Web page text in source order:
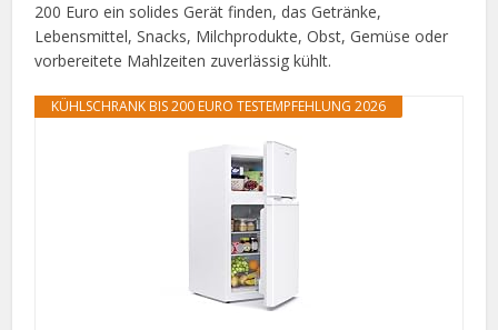
200 Euro ein solides Gerät finden, das Getränke,
Lebensmittel, Snacks, Milchprodukte, Obst, Gemüse oder
vorbereitete Mahlzeiten zuverlässig kühlt.
KÜHLSCHRANK BIS 200 EURO TESTEMPFEHLUNG 2026